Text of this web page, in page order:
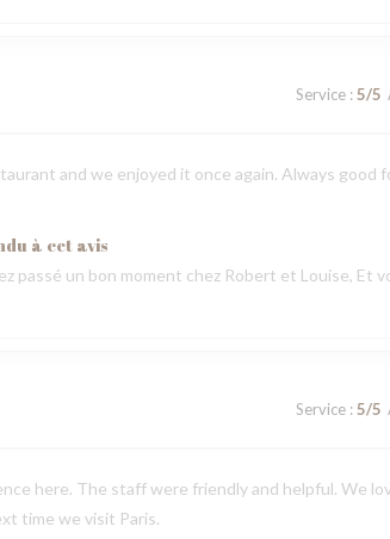
Service: 5/5
and we enjoyed it once again. Always good
à cet avis
passé un bon moment chez Robert et Louise, Et
Service: 5/5
here. The staff were friendly and helpful. We
time we visit Paris.